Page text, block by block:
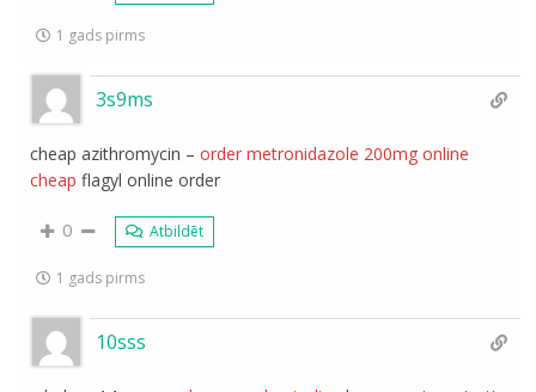
1 gads pirms
3s9ms
cheap azithromycin –order metronidazole 200mg online
cheap flagyl online order
0 Atbildēt
1 gads pirms
10sss